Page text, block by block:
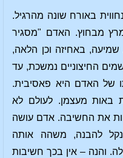
באורח שונה מהרגיל.
מבחוץ. האדם "מסגיר
שמיעה, באחיזה וכן הלאה,
החיצוניים נמשכת, עד
של האדם היא פאסיבית.
באות מעצמן. לעולם לא
את החשיבה. אדם עושה
להבנה, משהה אותה
והנה – אין בכך חשיבות